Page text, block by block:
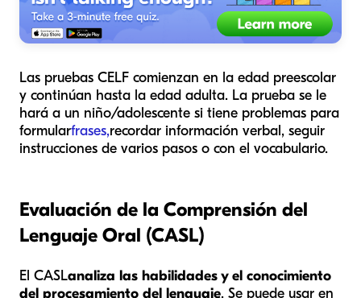
Las pruebas CELF comienzan en la edad preescolar
y continúan hasta la edad adulta. La prueba se le
hará a un niño/adolescente si tiene problemas para
formularfrases,recordar información verbal, seguir
instrucciones de varios pasos o con el vocabulario.
Evaluación de la Comprensión del
Lenguaje Oral (CASL)
El CASLanaliza las habilidades y el conocimiento
del procesamiento del lenguaje. Se puede usar en